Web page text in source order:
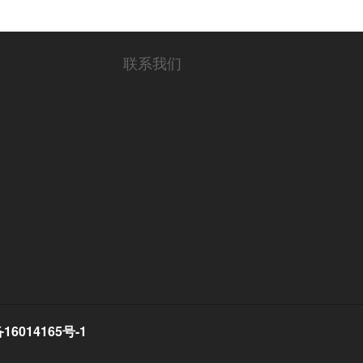
联系我们
号-1